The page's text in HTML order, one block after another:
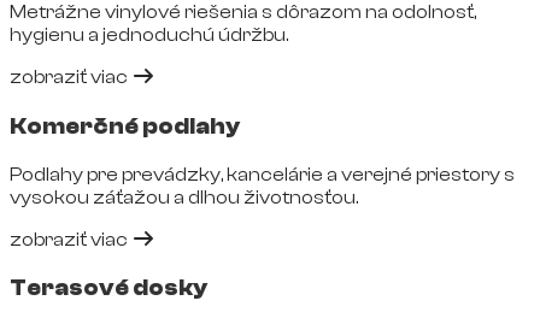
Metrážne vinylové riešenia s dôrazom na odolnosť,
hygienu a jednoduchú údržbu.
zobraziť viac
Komerčné podlahy
Podlahy pre prevádzky, kancelárie a verejné priestory s
vysokou záťažou a dlhou životnosťou.
zobraziť viac
Terasové dosky